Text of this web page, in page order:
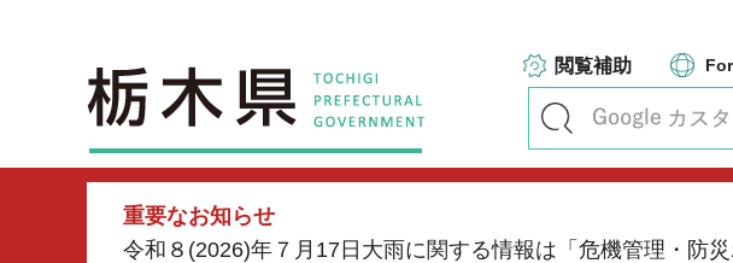
栃木県
閲覧補助
重要なお知らせ
令和８(2026)年７月17日大雨に関する情報は「危機管理・防